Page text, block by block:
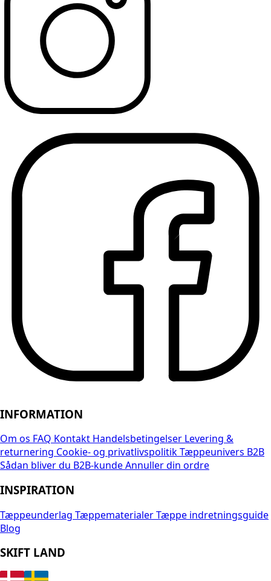
INFORMATION
Om os FAQ Kontakt Handelsbetingelser Levering &
returnering Cookie- og privatlivspolitikTæppeunivers B2B
Sådan bliver du B2B-kundeAnnuller din ordre
INSPIRATION
Tæppeunderlag TæppematerialerTæppe indretningsguide
Blog
SKIFT LAND